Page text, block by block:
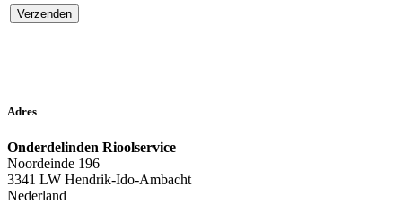
Adres
Onderdelinden Rioolservice
Noordeinde 196
3341 LW Hendrik-Ido-Ambacht
Nederland